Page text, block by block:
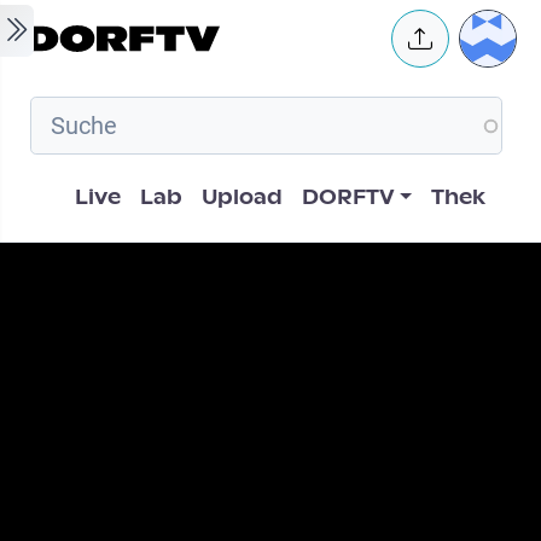
Skip to main content User
Hauptnavigation
Live Lab Upload DORFTV Thek